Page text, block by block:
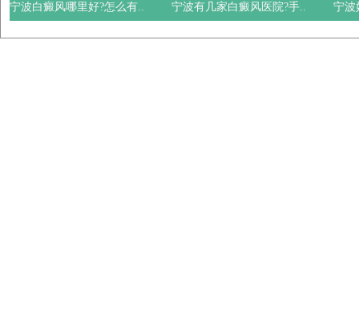
宁波白癜风哪里好?怎么有.. 宁波有几家白癜风医院?手.. 宁波